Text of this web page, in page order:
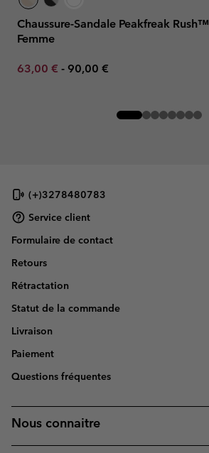
Chaussure-Sandale Peakfreak Rush™
Femme
Minimum sale price:
63,00 € - Maximum price:
90,00 €
(+)3278480783
Service client
Formulaire de contact
Retours
Rétractation
Statut de la commande
Livraison
Paiement
Questions fréquentes
Nous connaitre